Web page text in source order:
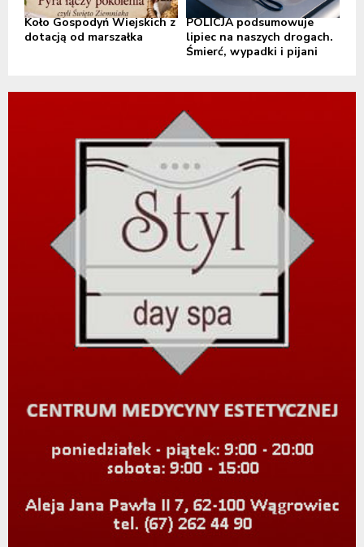
Koło Gospodyń Wiejskich z
dotacją od marszałka
POLICJA podsumowuje
lipiec na naszych drogach.
Śmierć, wypadki i pijani